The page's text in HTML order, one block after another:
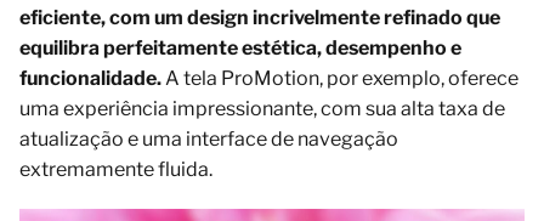
eficiente, com um design incrivelmente refinado que
equilibra perfeitamente estética, desempenho e
funcionalidade.A tela ProMotion, por exemplo, oferece
uma experiência impressionante, com sua alta taxa de
atualização e uma interface de navegação
extremamente fluida.